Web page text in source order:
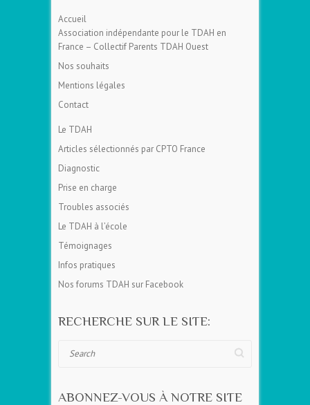
Accueil
Association indépendante pour le TDAH en
France – Collectif Parents TDAH Ouest
Nos souhaits
Mentions légales
Contact
Le TDAH
Articles sélectionnés par CPTO France
Diagnostic
Prise en charge
Troubles associés
Le TDAH à l’école
Témoignages
Infos pratiques
Nos forums TDAH sur Facebook
RECHERCHE SUR LE SITE:
ABONNEZ-VOUS À NOTRE SITE